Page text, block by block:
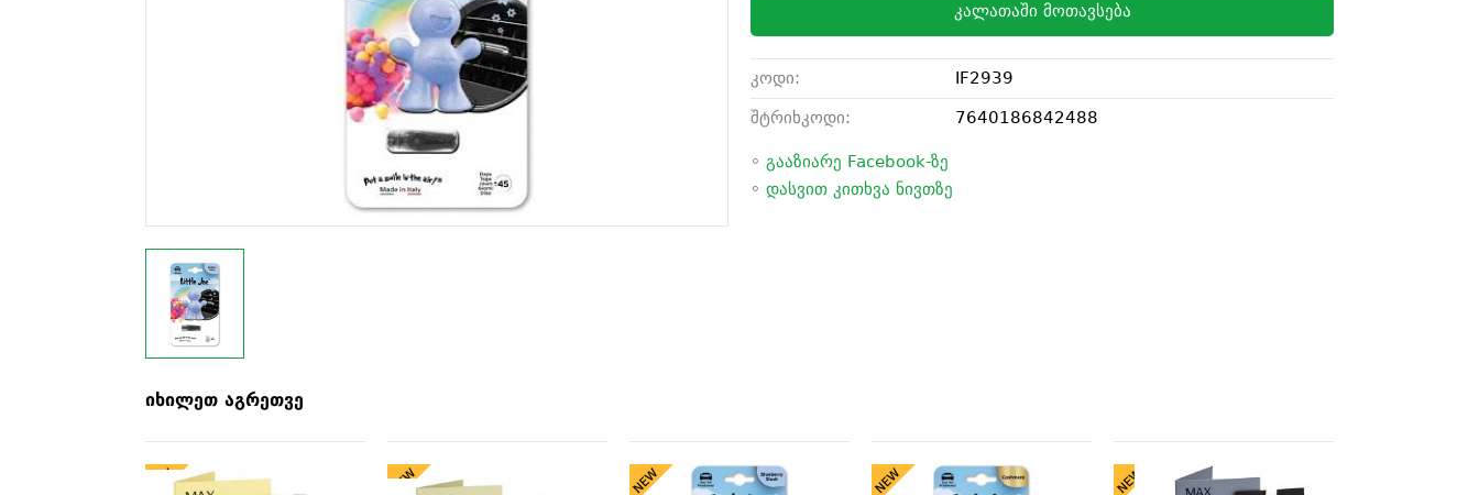
კალათაში მოთავსება
კოდი:
IF2939
შტრიხკოდი:
7640186842488
◦ გააზიარე Facebook-ზე
◦ დასვით კითხვა ნივთზე
იხილეთ აგრეთვე